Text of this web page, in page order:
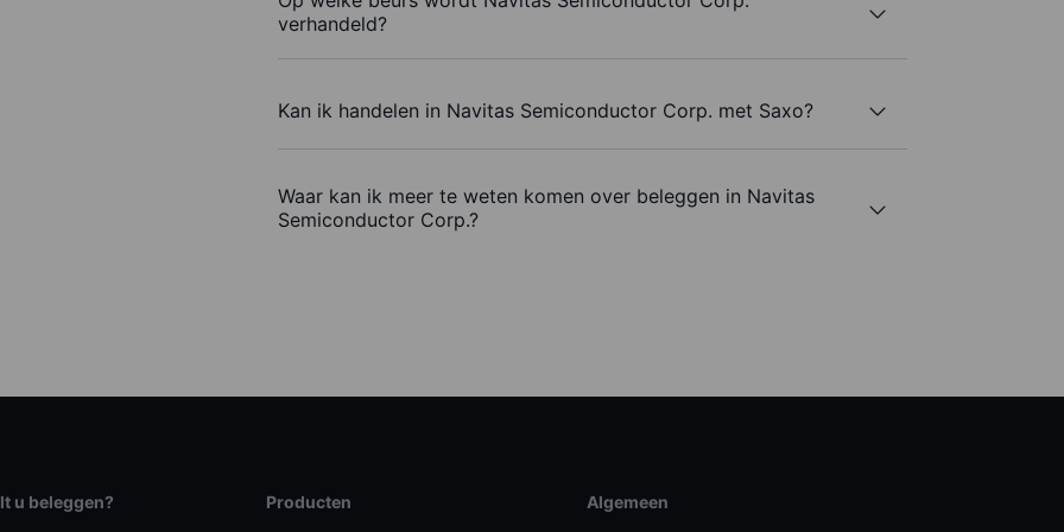
verhandeld?
Kan ik handelen in Navitas Semiconductor Corp. met Saxo?
Waar kan ik meer te weten komen over beleggen in Navitas
Semiconductor Corp.?
u beleggen? Producten Algemeen